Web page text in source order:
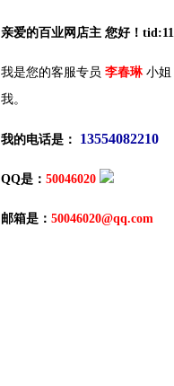
亲爱的百业网店主 您好！
我是您的客服专员 李春琳 小姐
我。
我的电话是： 13554082210
QQ是： 50046020
邮箱是： 50046020@qq.com